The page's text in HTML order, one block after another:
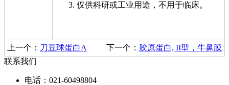
仅供科研或工业用途，不用于临床。
下一个： 胶原蛋白, II型，牛鼻膜
上一个： 刀豆球蛋白A
联系我们
电话：021-60498804